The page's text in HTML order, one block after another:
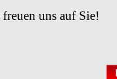
uns auf Sie!